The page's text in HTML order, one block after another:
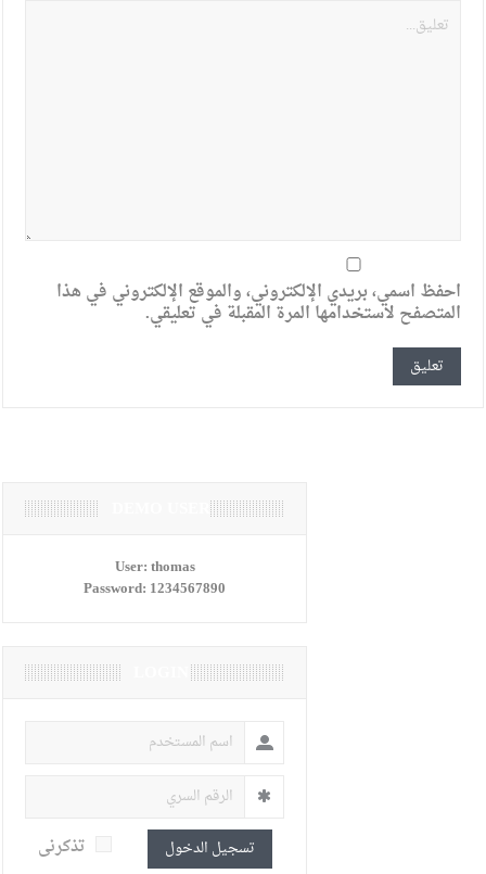
احفظ اسمي، بريدي الإلكتروني، والموقع الإلكتروني في هذا
المتصفح لاستخدامها المرة المقبلة في تعليقي.
User:thomas
Password: 1234567890
تسجيل الدخول تذكرنى